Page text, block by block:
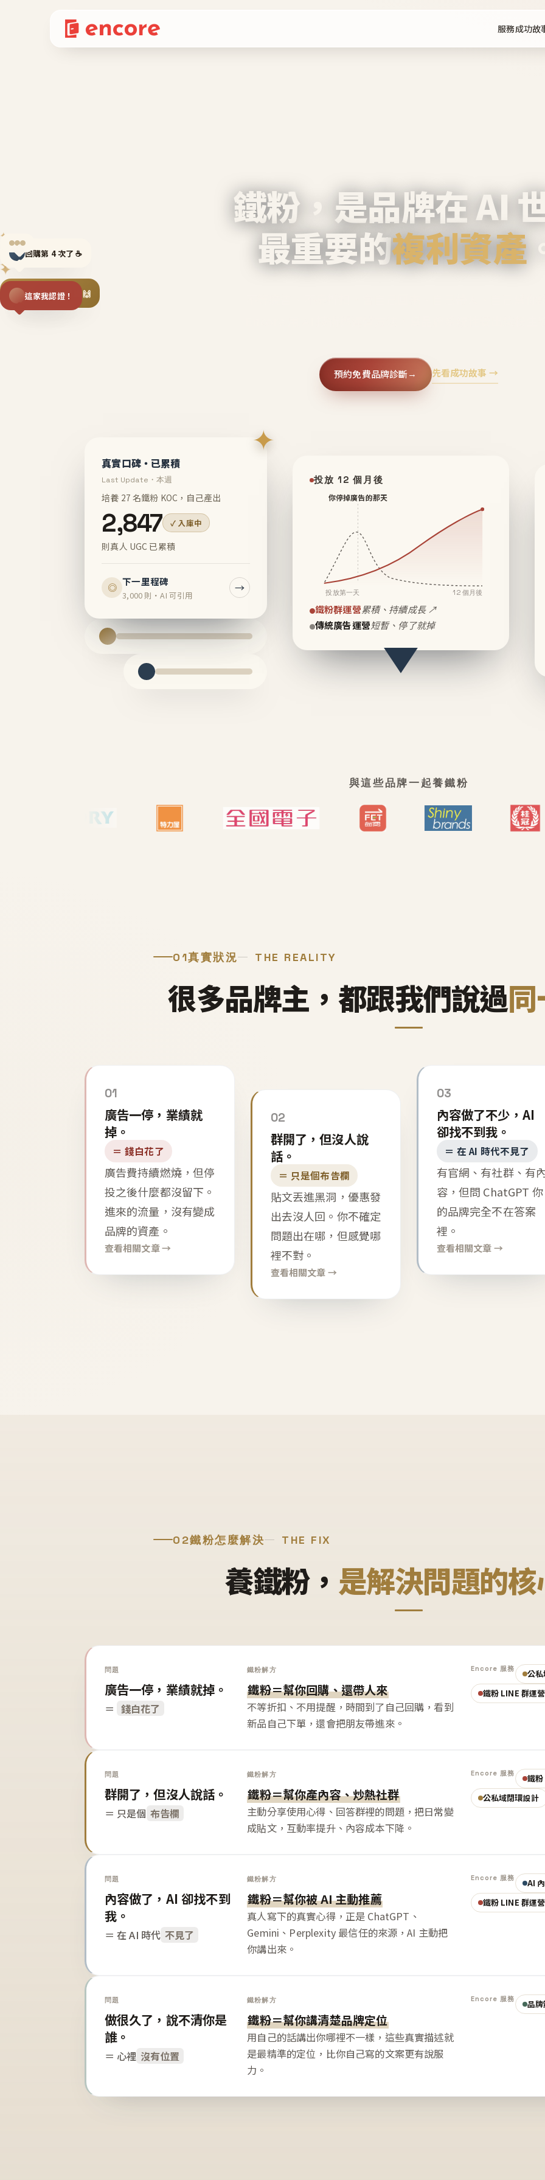
服務成功故
✦
✦
✦
回購第 4 次了 ☕
揪同事一起團購 🙌
這家我認證！
鐵粉，是品牌在 AI
最重要的複利資產
預約免費品牌診斷→ 先看成功故事 →
✦
真實口碑・已累積
Last Update・本週
培養 27 名鐵粉 KOC，自己產出
2,847 ✓ 入庫中
則真人 UGC 已累積
◎ 下一里程碑
3,000 則・AI 可引用
→
投放 12 個月後
你停掉廣告的那天
投放第一天 12 個月後
鐵粉群運營累積、持續成長 ↗
傳統廣告運營短暫、停了就掉
與這些品牌一起養鐵粉
01真實狀況 THE REALITY
很多品牌主，都跟我們說過同
01
廣告一停，業績就
掉。
＝ 錢白花了
廣告費持續燃燒，但停
投之後什麼都沒留下。
進來的流量，沒有變成
品牌的資產。
查看相關文章 →
02
群開了，但沒人說
話。
＝ 只是個布告欄
貼文丟進黑洞，優惠發
出去沒人回。你不確定
問題出在哪，但感覺哪
裡不對。
查看相關文章 →
03
內容做了不少，AI
卻找不到我。
＝ 在 AI 時代不見了
有官網、有社群、有
容，但問 ChatGPT 你
的品牌完全不在答案
裡。
查看相關文章 →
02鐵粉怎麼解決 THE FIX
養鐵粉， 是解決問題的
問題
廣告一停，業績就掉。
＝ 錢白花了
鐵粉解方
鐵粉＝幫你回購、還帶人來
不等折扣、不用提醒，時間到了自己回購，看到
新品自己下單，還會把朋友帶進來。
Encore 服務
公
鐵粉 LINE 群運營
問題
群開了，但沒人說話。
＝ 只是個 布告欄
鐵粉解方
鐵粉＝幫你產內容、炒熱社群
主動分享使用心得、回答群裡的問題，把日常變
成貼文，互動率提升、內容成本下降。
Encore 服務
鐵
公私域閉環設計
問題
內容做了，AI 卻找不到
我。
＝ 在 AI 時代 不見了
鐵粉解方
鐵粉＝幫你被 AI 主動推薦
真人寫下的真實心得，正是 ChatGPT、
Gemini、Perplexity 最信任的來源，AI 主動把
你講出來。
Encore 服務
AI
鐵粉 LINE 群運營
問題
做很久了，說不清你是
誰。
＝ 心裡 沒有位置
鐵粉解方
鐵粉＝幫你講清楚品牌定位
用自己的話講出你哪裡不一樣，這些真實描述就
是最精準的定位，比你自己寫的文案更有說服
力。
Encore 服務 品